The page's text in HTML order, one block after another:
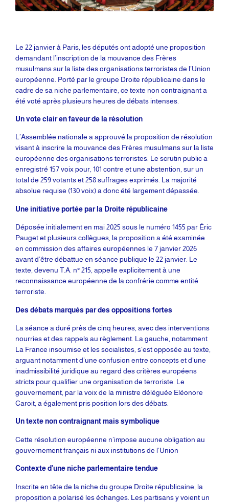
Le 22 janvier à Paris, les députés ont adopté une proposition
demandant l’inscription de la mouvance des Frères
musulmans sur la liste des organisations terroristes de l’Union
européenne. Porté par le groupe Droite républicaine dans le
cadre de sa niche parlementaire, ce texte non contraignant a
été voté après plusieurs heures de débats intenses.
Un vote clair en faveur de la résolution
L’Assemblée nationale a approuvé la proposition de résolution
visant à inscrire la mouvance des Frères musulmans sur la liste
européenne des organisations terroristes. Le scrutin public a
enregistré 157 voix pour, 101 contre et une abstention, sur un
total de 259 votants et 258 suffrages exprimés. La majorité
absolue requise (130 voix) a donc été largement dépassée.
Une initiative portée par la Droite républicaine
Déposée initialement en mai 2025 sous le numéro 1455 par Éric
Pauget et plusieurs collègues, la proposition a été examinée
en commission des affaires européennes le 7 janvier 2026
avant d’être débattue en séance publique le 22 janvier. Le
texte, devenu T.A. n° 215, appelle explicitement à une
reconnaissance européenne de la confrérie comme entité
terroriste.
Des débats marqués par des oppositions fortes
La séance a duré près de cinq heures, avec des interventions
nourries et des rappels au règlement. La gauche, notamment
La France insoumise et les socialistes, s’est opposée au texte,
arguant notamment d’une confusion entre concepts et d’une
inadmissibilité juridique au regard des critères européens
stricts pour qualifier une organisation de terroriste. Le
gouvernement, par la voix de la ministre déléguée Eléonore
Caroit, a également pris position lors des débats.
Un texte non contraignant mais symbolique
Cette résolution européenne n’impose aucune obligation au
gouvernement français ni aux institutions de l’Union
Contexte d’une niche parlementaire tendue
Inscrite en tête de la niche du groupe Droite républicaine, la
proposition a polarisé les échanges. Les partisans y voient un